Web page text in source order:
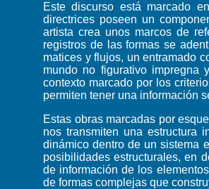
Este discurso está marcado
directrices poseen un
artista crea unos marcos de
registros de las formas se
matices y flujos, un entramado
mundo no figurativo impregna
contexto marcado por los
permiten tener una información
Estas obras marcadas por
nos transmiten una estructura
dinámico dentro de un sistema
posibilidades estructurales, en
de información de los
de formas complejas que